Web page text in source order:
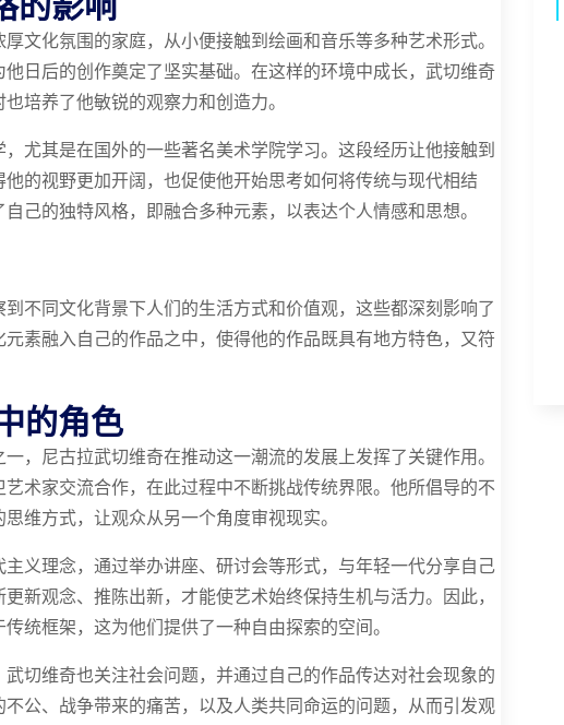
文化氛围的家庭，从小便接触到绘画和音乐等多种艺术形式。
日后的创作奠定了坚实基础。在这样的环境中成长，武切维奇
培养了他敏锐的观察力和创造力。
尤其是在国外的一些著名美术学院学习。这段经历让他接触到
的视野更加开阔，也促使他开始思考如何将传统与现代相结
己的独特风格，即融合多种元素，以表达个人情感和思想。
不同文化背景下人们的生活方式和价值观，这些都深刻影响了
素融入自己的作品之中，使得他的作品既具有地方特色，又符
的角色
，尼古拉武切维奇在推动这一潮流的发展上发挥了关键作用。
术家交流合作，在此过程中不断挑战传统界限。他所倡导的不
维方式，让观众从另一个角度审视现实。
主义理念，通过举办讲座、研讨会等形式，与年轻一代分享自己
新观念、推陈出新，才能使艺术始终保持生机与活力。因此，
统框架，这为他们提供了一种自由探索的空间。
切维奇也关注社会问题，并通过自己的作品传达对社会现象的
公、战争带来的痛苦，以及人类共同命运的问题，从而引发观